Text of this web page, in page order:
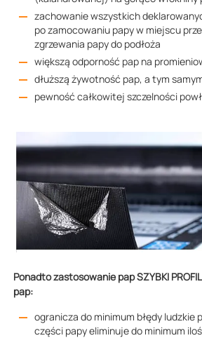
zachowanie wszystkich
po zamocowaniu papy w miejscu
zgrzewania papy do podłoża
większą odporność pap na
dłuższą żywotność pap, a tym
pewność całkowitej szczelności
Ponadto zastosowanie pap SZYBKI
pap:
ogranicza do minimum błędy
części papy eliminuje do minimum